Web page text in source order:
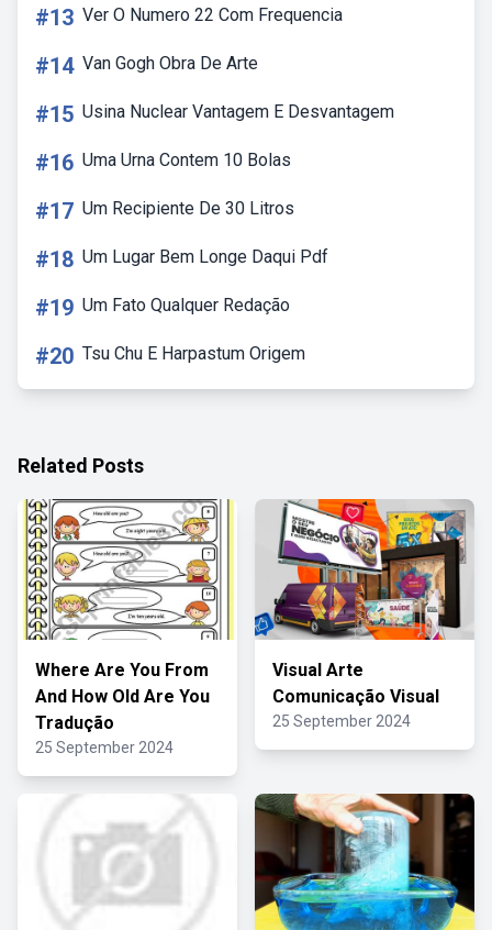
#13 Ver O Numero 22 Com Frequencia
#14 Van Gogh Obra De Arte
#15 Usina Nuclear Vantagem E Desvantagem
#16 Uma Urna Contem 10 Bolas
#17 Um Recipiente De 30 Litros
#18 Um Lugar Bem Longe Daqui Pdf
#19 Um Fato Qualquer Redação
#20 Tsu Chu E Harpastum Origem
Related Posts
Where Are You From
And How Old Are You
Tradução
25 September 2024
Visual Arte
Comunicação Visual
25 September 2024